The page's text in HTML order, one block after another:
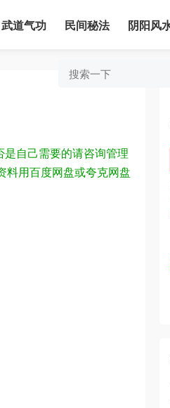
武道气功 民间秘法 阴阳风
自己需要的请咨询管理
料用百度网盘或夸克网盘